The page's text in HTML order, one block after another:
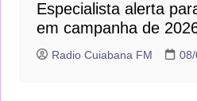
Especialista alerta
campanha de 2026
Radio Cuiabana FM